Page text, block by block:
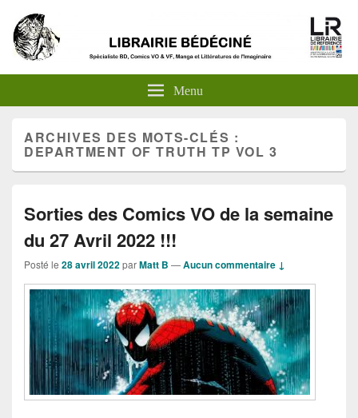
Menu
ARCHIVES DES MOTS-CLÉS :
DEPARTMENT OF TRUTH TP VOL 3
Sorties des Comics VO de la semaine
du 27 Avril 2022 !!!
Posté le 28 avril 2022parMatt B —Aucun commentaire ↓